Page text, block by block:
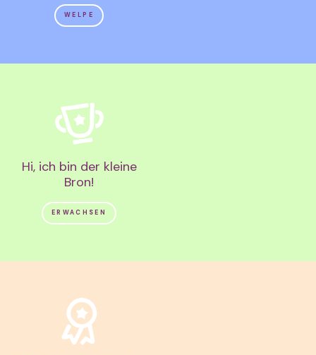
WELPE
Hi, ich bin der kleine
Bron!
ERWACHSEN